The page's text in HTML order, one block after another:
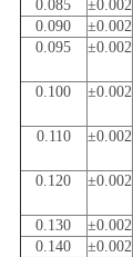
0.085 ±0.002
0.090
±0.002
0.095
±0.002
0.100 ±0.002
0.110 ±0.002
0.120 ±0.002
0.130 ±0.002
0.140
±0.002